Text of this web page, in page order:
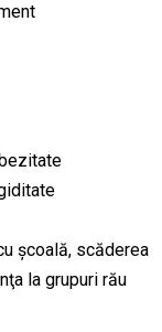
şcoală, scăderea
la grupuri rău